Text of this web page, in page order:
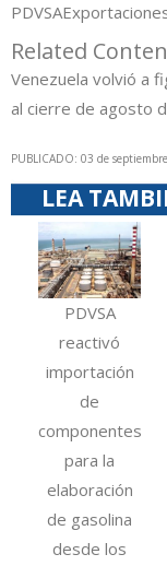
PDVSA
Related
Venezuela volvió a
al cierre de agosto
PUBLICADO: 03 de
LEA
PDVSA
reactivó
importación
de
componentes
para la
elaboración
de gasolina
desde los